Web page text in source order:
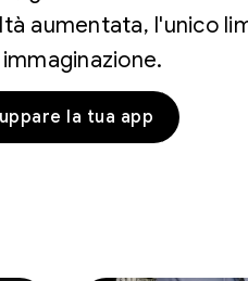
aumentata, l'unico
la tua app